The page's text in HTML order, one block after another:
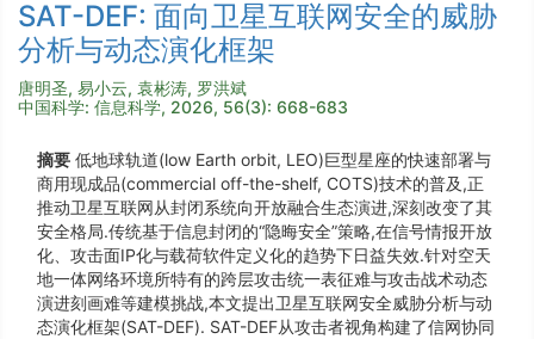
SAT-DEF: 面向卫星互联网安全的威胁
分析与动态演化框架
唐明圣, 易小云, 袁彬涛, 罗洪斌
中国科学: 信息科学, 2026, 56(3): 668-683
摘要 低地球轨道(low Earth orbit, LEO)巨型星座的快速部署与
商用现成品(commercial off-the-shelf, COTS)技术的普及,正
推动卫星互联网从封闭系统向开放融合生态演进,深刻改变了其
安全格局.传统基于信息封闭的“隐晦安全”策略,在信号情报开放
化、攻击面IP化与载荷软件定义化的趋势下日益失效.针对空天
地一体网络环境所特有的跨层攻击统一表征难与攻击战术动态
演进刻画难等建模挑战,本文提出卫星互联网安全威胁分析与动
态演化框架(SAT-DEF). SAT-DEF从攻击者视角构建了信网协同